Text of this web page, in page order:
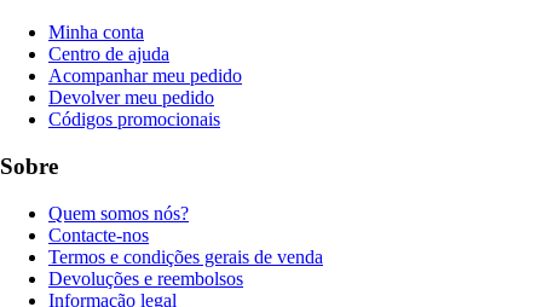
Minha conta
Centro de ajuda
Acompanhar meu pedido
Devolver meu pedido
Códigos promocionais
Sobre
Quem somos nós?
Contacte-nos
Termos e condições gerais de venda
Devoluções e reembolsos
Informação legal